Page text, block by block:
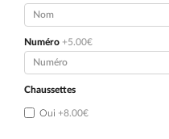
Numéro +5.00€
Chaussettes
Oui +8.00€